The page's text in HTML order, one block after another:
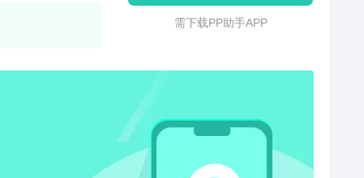
需 下 载 P P 助 手 A P P